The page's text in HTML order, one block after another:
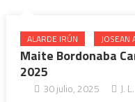
ALARDE IRÚN JOSEAN
Maite Bordonaba
2025
30 julio, 2025 J. L.